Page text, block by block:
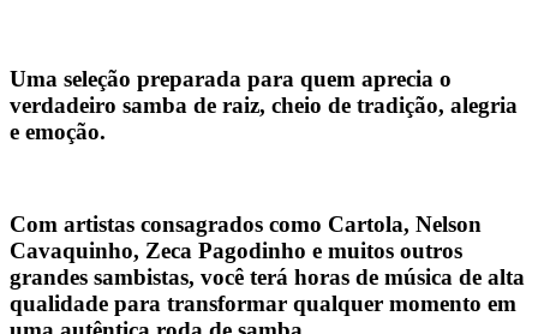
Uma seleção preparada para quem aprecia o
verdadeiro samba de raiz, cheio de tradição, alegria
e emoção.
Com artistas consagrados como Cartola, Nelson
Cavaquinho, Zeca Pagodinho e muitos outros
grandes sambistas, você terá horas de música de alta
qualidade para transformar qualquer momento em